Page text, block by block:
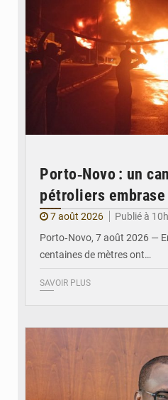
Porto‑Novo : un
pétroliers embrase
7 août 2026
Publié à
Porto‑Novo, 7 août 2026 —
centaines de mètres ont…
SAVOIR PLUS